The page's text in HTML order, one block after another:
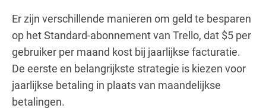
Er zijn verschillende manieren om geld te besparen
op het Standard-abonnement van Trello, dat $5 per
gebruiker per maand kost bij jaarlijkse facturatie.
De eerste en belangrijkste strategie is kiezen voor
jaarlijkse betaling in plaats van maandelijkse
betalingen.